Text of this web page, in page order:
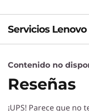
La intuitiva GUI
la configuración
fiabilidad y
Servicios Lenovo
Servicios de
Diseñe la mejor
correcta para sus
Contenido no
Reseñas
¡UPS! Parece que